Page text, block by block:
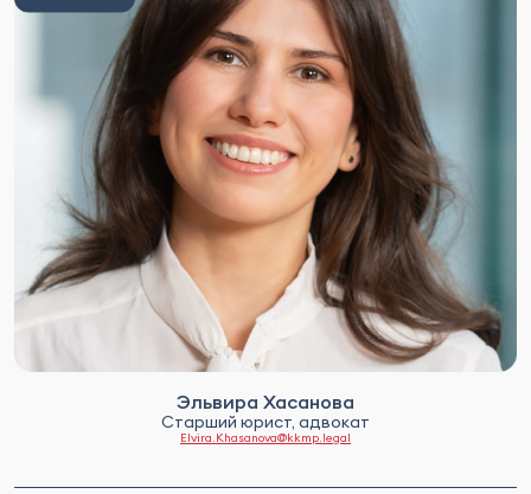
Эльвира Хасанова
Старший юрист, адвокат
Elvira.Khasanova@kkmp.legal